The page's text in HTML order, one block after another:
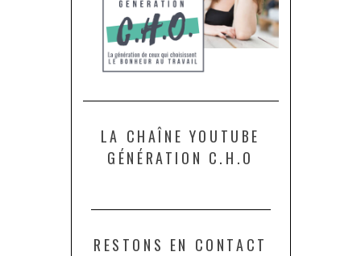
LA CHAÎNE YOUTUBE
GÉNÉRATION C.H.O
RESTONS EN CONTACT